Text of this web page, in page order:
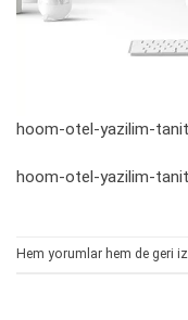
hoom-otel-yazilim-
hoom-otel-yazilim-
Hem yorumlar hem de geri